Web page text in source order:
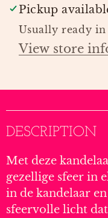
Pickup
Usually ready in
View store
DESCRIPTION
Met deze
gezellige sfeer in
in de kandelaar
sfeervolle licht